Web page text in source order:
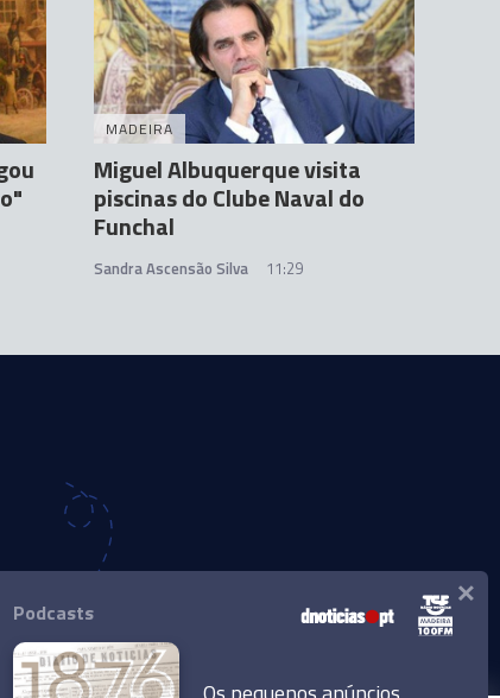
MADEIRA
Miguel Albuquerque visita
piscinas do Clube Naval do
Funchal
Sandra Ascensão Silva 11:29
Podcasts ×